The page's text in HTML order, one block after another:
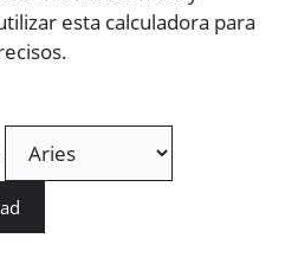
esta calculadora para